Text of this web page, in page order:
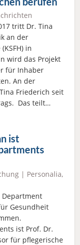
tritt Dr. Tina
an der
in
wird das Projekt
für Inhaber
An der
Friederich seit
Das teilt…
ist
| Personalia,
Department
Gesundheit
ist Prof. Dr.
für pflegerische